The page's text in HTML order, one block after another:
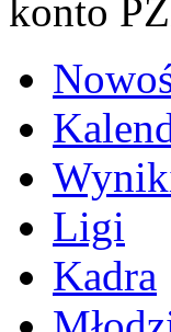
konto
Ligi
Kadra